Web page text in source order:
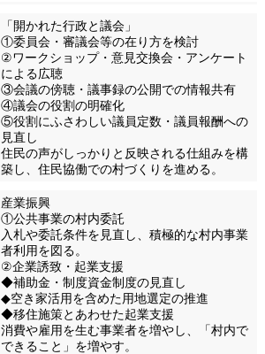
「開かれた行政と議会」
①委員会・審議会等の在り方を検討
②ワークショップ・意見交換会・アンケート
による広聴
③会議の傍聴・議事録の公開での情報共有
④議会の役割の明確化
⑤役割にふさわしい議員定数・議員報酬への
見直し
住民の声がしっかりと反映される仕組みを構
築し、住民協働での村づくりを進める。
産業振興
①公共事業の村内委託
入札や委託条件を見直し、積極的な村内事業
者利用を図る。
②企業誘致・起業支援
◆補助金・制度資金制度の見直し
◆空き家活用を含めた用地選定の推進
◆移住施策とあわせた起業支援
消費や雇用を生む事業者を増やし、「村内で
できること」を増やす。